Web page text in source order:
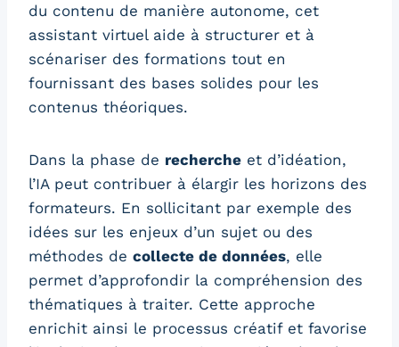
du contenu de manière autonome, cet
assistant virtuel aide à structurer et à
scénariser des formations tout en
fournissant des bases solides pour les
contenus théoriques.
Dans la phase de recherche et d’idéation,
l’IA peut contribuer à élargir les horizons des
formateurs. En sollicitant par exemple des
idées sur les enjeux d’un sujet ou des
méthodes de collecte de données, elle
permet d’approfondir la compréhension des
thématiques à traiter. Cette approche
enrichit ainsi le processus créatif et favorise